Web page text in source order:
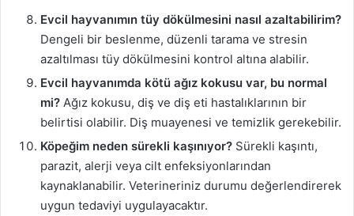
Evcil hayvanımın tüy dökülmesini nasıl azaltabilirim?
Dengeli bir beslenme, düzenli tarama ve stresin
azaltılması tüy dökülmesini kontrol altına alabilir.
Evcil hayvanımda kötü ağız kokusu var, bu normal
mi? Ağız kokusu, diş ve diş eti hastalıklarının bir
belirtisi olabilir. Diş muayenesi ve temizlik gerekebilir.
Köpeğim neden sürekli kaşınıyor? Sürekli kaşıntı,
parazit, alerji veya cilt enfeksiyonlarından
kaynaklanabilir. Veterineriniz durumu değerlendirerek
uygun tedaviyi uygulayacaktır.